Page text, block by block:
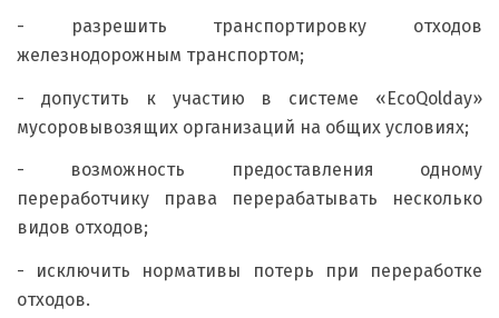
- разрешить транспортировку отходов
железнодорожным транспортом;
- допустить к участию в системе «EcoQolday»
мусоровывозящих организаций на общих условиях;
- возможность предоставления одному
переработчику права перерабатывать несколько
видов отходов;
- исключить нормативы потерь при переработке
отходов.